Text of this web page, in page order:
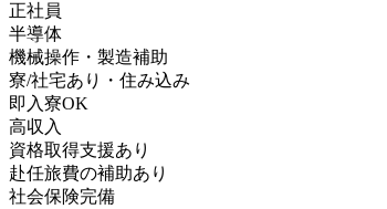
正社員
半導体
機械操作・製造補助
寮/社宅あり・住み込み
即入寮OK
高収入
資格取得支援あり
赴任旅費の補助あり
社会保険完備